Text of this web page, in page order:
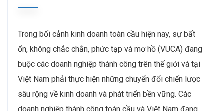
Trong bối cảnh kinh doanh toàn cầu hiện nay, sự bất
ổn, không chắc chắn, phức tạp và mơ hồ (VUCA) đang
buộc các doanh nghiệp thành công trên thế giới và tại
Việt Nam phải thực hiện những chuyển đổi chiến lược
sâu rộng về kinh doanh và phát triển bền vững. Các
doanh nghiệp thành công toàn cầu và Việt Nam đang